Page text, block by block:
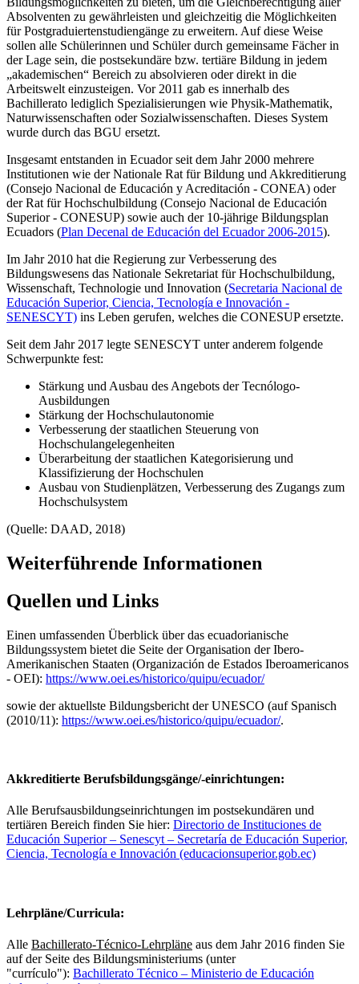
Absolventen zu gewährleisten und gleichzeitig die Möglichkeiten
für Postgraduiertenstudiengänge zu erweitern. Auf diese Weise
sollen alle Schülerinnen und Schüler durch gemeinsame Fächer in
der Lage sein, die postsekundäre bzw. tertiäre Bildung in jedem
„akademischen“ Bereich zu absolvieren oder direkt in die
Arbeitswelt einzusteigen. Vor 2011 gab es innerhalb des
Bachillerato lediglich Spezialisierungen wie Physik-Mathematik,
Naturwissenschaften oder Sozialwissenschaften. Dieses System
wurde durch das BGU ersetzt.
Insgesamt entstanden in Ecuador seit dem Jahr 2000 mehrere
Institutionen wie der Nationale Rat für Bildung und Akkreditierung
(Consejo Nacional de Educación y Acreditación - CONEA) oder
der Rat für Hochschulbildung (Consejo Nacional de Educación
Superior - CONESUP) sowie auch der 10-jährige Bildungsplan
Ecuadors (Plan Decenal de Educación del Ecuador 2006-2015).
Im Jahr 2010 hat die Regierung zur Verbesserung des
Bildungswesens das Nationale Sekretariat für Hochschulbildung,
Wissenschaft, Technologie und Innovation (Secretaria Nacional de
Educación Superior, Ciencia, Tecnología e Innovación -
SENESCYT) ins Leben gerufen, welches die CONESUP ersetzte.
Seit dem Jahr 2017 legte SENESCYT unter anderem folgende
Schwerpunkte fest:
Stärkung und Ausbau des Angebots der Tecnólogo-
Ausbildungen
Stärkung der Hochschulautonomie
Verbesserung der staatlichen Steuerung von
Hochschulangelegenheiten
Überarbeitung der staatlichen Kategorisierung und
Klassifizierung der Hochschulen
Ausbau von Studienplätzen, Verbesserung des Zugangs zum
Hochschulsystem
(Quelle: DAAD, 2018)
Weiterführende Informationen
Quellen und Links
Einen umfassenden Überblick über das ecuadorianische
Bildungssystem bietet die Seite der Organisation der Ibero-
Amerikanischen Staaten (Organización de Estados Iberoamericanos
- OEI): https://www.oei.es/historico/quipu/ecuador/
sowie der aktuellste Bildungsbericht der UNESCO (auf Spanisch
(2010/11): https://www.oei.es/historico/quipu/ecuador/.
Akkreditierte Berufsbildungsgänge/-einrichtungen:
Alle Berufsausbildungseinrichtungen im postsekundären und
tertiären Bereich finden Sie hier: Directorio de Instituciones de
Educación Superior – Senescyt – Secretaría de Educación Superior,
Ciencia, Tecnología e Innovación (educacionsuperior.gob.ec)
Lehrpläne/Curricula:
Alle Bachillerato-Técnico-Lehrpläne aus dem Jahr 2016 finden Sie
auf der Seite des Bildungsministeriums (unter
"currículo"): Bachillerato Técnico – Ministerio de Educación